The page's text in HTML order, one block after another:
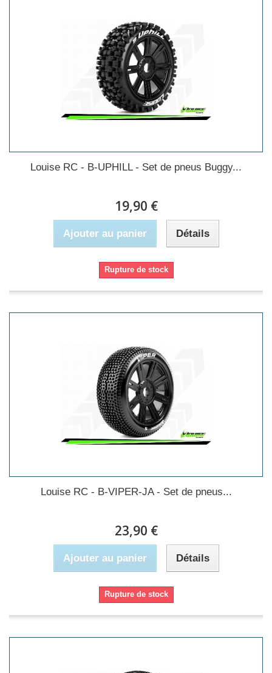
Louise RC - B-UPHILL - Set de pneus Buggy...
19,90 €
Ajouter au panier Détails
Rupture de stock
Louise RC - B-VIPER-JA - Set de pneus...
23,90 €
Ajouter au panier Détails
Rupture de stock